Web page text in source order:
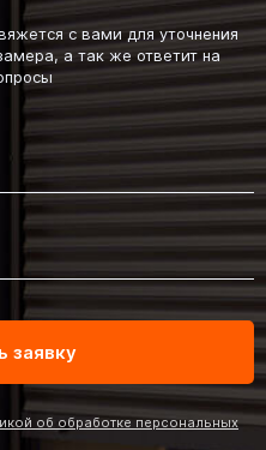
с вами для уточнения
а так же ответит на
об обработке персональных